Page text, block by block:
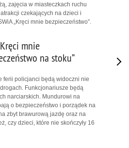
zajęcia w miasteczkach ruchu
czekających na dzieci i
„Kręci mnie bezpieczeństwo”.
mnie
na stoku”
ferii policjanci będą widoczni nie
Funkcjonariusze będą
narciarskich. Mundurowi na
o bezpieczeństwo i porządek na
zbyt brawurową jazdę oraz na
czy dzieci, które nie skończyły 16